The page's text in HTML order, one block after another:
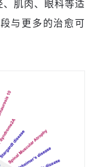
肌肉、眼科等适
与更多的治愈可